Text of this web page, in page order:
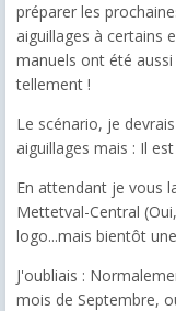
préparer les
aiguillages à certains
manuels ont été
tellement !
Le scénario, je
aiguillages mais : Il
En attendant je vous
Mettetval-Central
logo...mais bientôt
J'oubliais :
mois de Septembre,